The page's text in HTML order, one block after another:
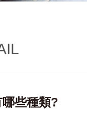
些種類?